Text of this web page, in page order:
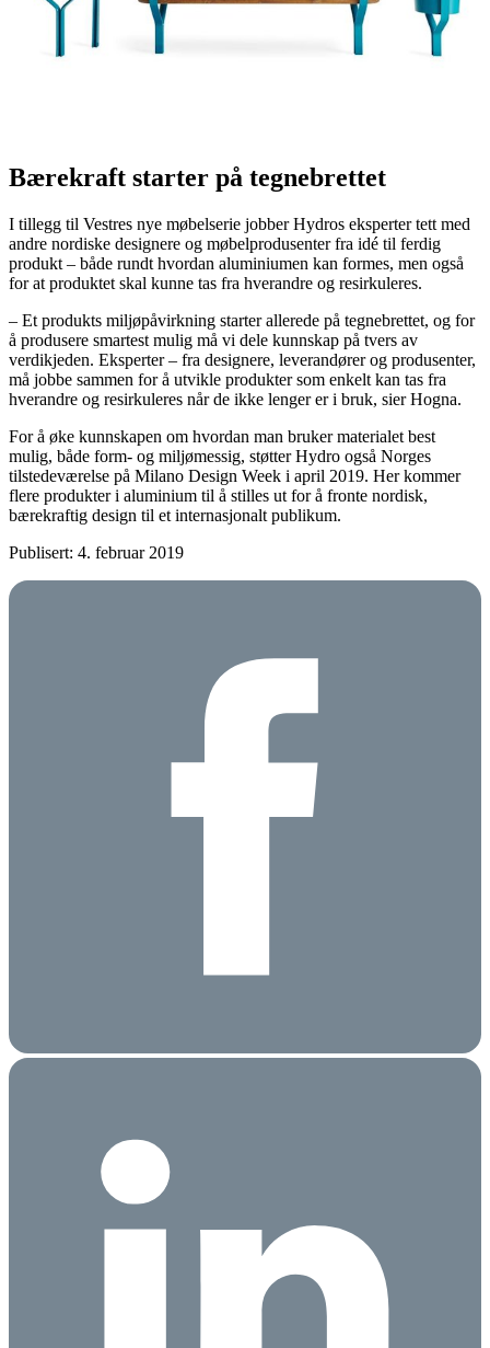
Bærekraft starter på tegnebrettet
I tillegg til Vestres nye møbelserie jobber Hydros eksperter tett med
andre nordiske designere og møbelprodusenter fra idé til ferdig
produkt – både rundt hvordan aluminiumen kan formes, men også
for at produktet skal kunne tas fra hverandre og resirkuleres.
– Et produkts miljøpåvirkning starter allerede på tegnebrettet, og for
å produsere smartest mulig må vi dele kunnskap på tvers av
verdikjeden. Eksperter – fra designere, leverandører og produsenter,
må jobbe sammen for å utvikle produkter som enkelt kan tas fra
hverandre og resirkuleres når de ikke lenger er i bruk, sier Hogna.
For å øke kunnskapen om hvordan man bruker materialet best
mulig, både form- og miljømessig, støtter Hydro også Norges
tilstedeværelse på Milano Design Week i april 2019. Her kommer
flere produkter i aluminium til å stilles ut for å fronte nordisk,
bærekraftig design til et internasjonalt publikum.
Publisert: 4. februar 2019